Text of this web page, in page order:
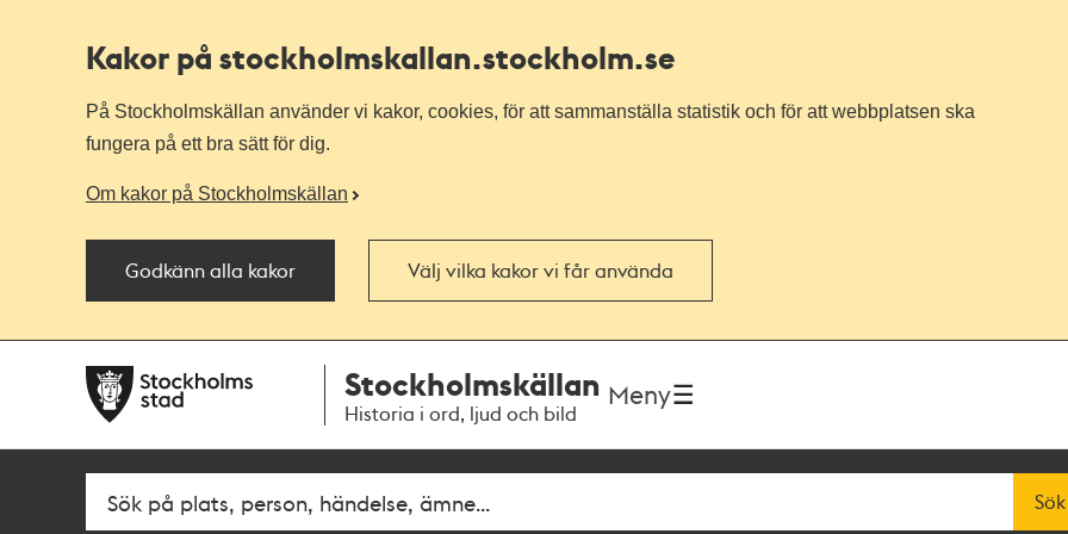
Kakor på stockholmskallan.stockholm.se
På Stockholmskällan använder vi kakor, cookies, för att sammanställa statistik och för att webbplatsen ska
fungera på ett bra sätt för dig.
Om kakor på Stockholmskällan
Godkänn alla kakor Välj vilka kakor vi får använda
navigationen
huvudinnehållet
Stockholmskällan
Historia i ord, ljud och bild
Meny
Fritextsök Sök